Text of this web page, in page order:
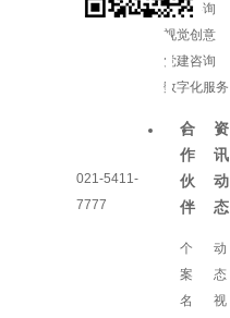
021-5411-
7777
增长咨询
视觉创意
党建咨询
数字化服务
合
作
伙
伴
个
案
名
资
讯
动
态
动
态
视